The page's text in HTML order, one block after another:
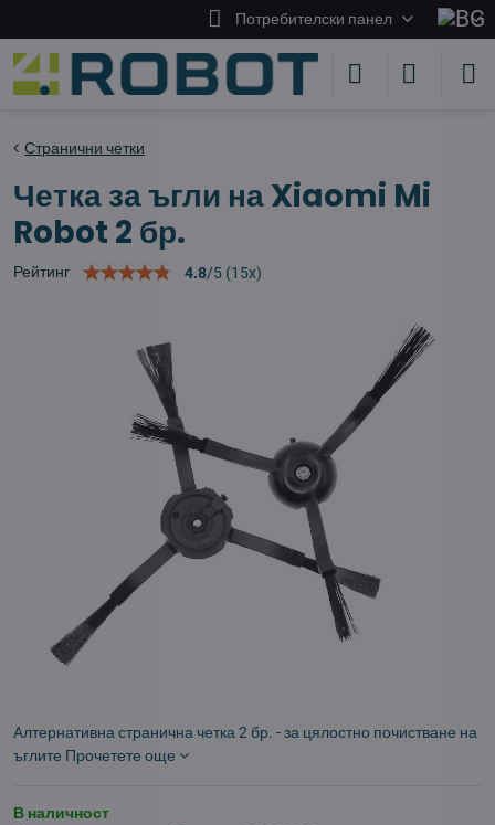
Потребителски панел
Странични четки
Четка за ъгли на Xiaomi Mi
Robot 2 бр.
Рейтинг 4.8/5 (15x)
Aлтернативна странична четка 2 бр. - за цялостно почистване на
ъглите Прочетете още
В наличност